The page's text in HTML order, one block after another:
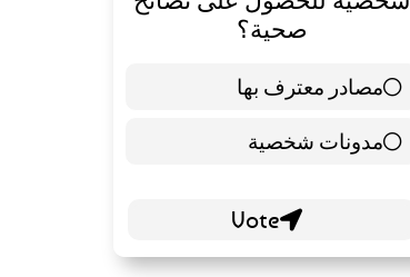
صحية؟
مصادر معترف بها
39 ( 65 % )
مدونات شخصية
21 ( 35 % )